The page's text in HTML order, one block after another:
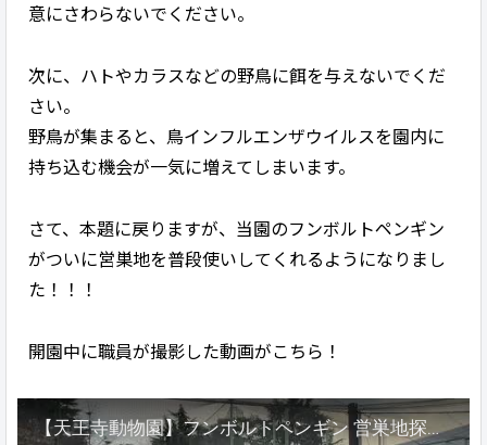
意にさわらないでください。
次に、ハトやカラスなどの野鳥に餌を与えないでくだ
さい。
野鳥が集まると、鳥インフルエンザウイルスを園内に
持ち込む機会が一気に増えてしまいます。
さて、本題に戻りますが、当園のフンボルトペンギン
がついに営巣地を普段使いしてくれるようになりまし
た！！！
開園中に職員が撮影した動画がこちら！
【天王寺動物園】フンボルトペンギン 営巣地探検（開園中）